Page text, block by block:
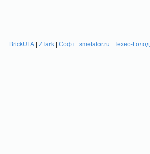
BrickUFA| ZTark| Софт| smetafor.ru | Техно-Голод